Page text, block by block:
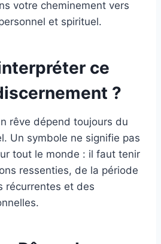
votre cheminement vers
et spirituel.
ce
?
rêve dépend toujours du
Un symbole ne signifie pas
tout le monde : il faut tenir
ressenties, de la période
récurrentes et des